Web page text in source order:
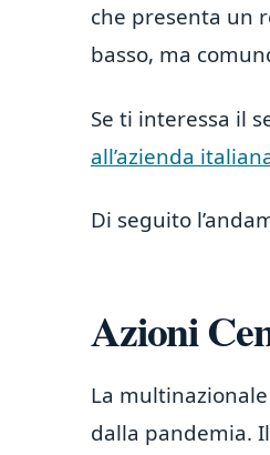
che presenta un
basso, ma
Se ti interessa il
all’azienda
Di seguito
Azioni
La
dalla pandemia.